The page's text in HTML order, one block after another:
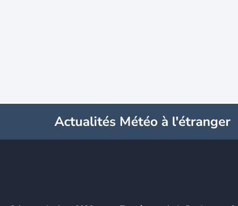
Actualités Météo à l'étranger